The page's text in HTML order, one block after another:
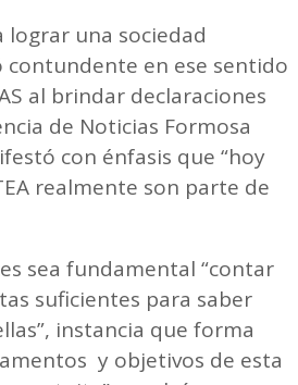
lograr una sociedad
contundente en ese sentido
al brindar declaraciones
de Noticias Formosa
con énfasis que “hoy
realmente son parte de
sea fundamental “contar
suficientes para saber
instancia que forma
y objetivos de esta